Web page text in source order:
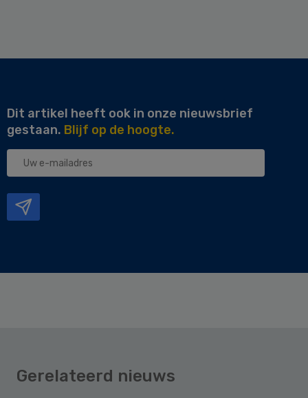
Dit artikel heeft ook in onze nieuwsbrief
gestaan. Blijf op de hoogte.
Uw
Gerelateerd nieuws